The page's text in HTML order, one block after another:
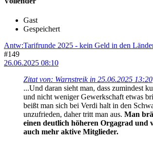
Gast
Gespeichert
Antw:Tarifrunde 2025 - kein Geld in den
#149
26.06.2025 08:10
Zitat von: Warnstreik in 25.06.2025 13:20
...Und daran sieht man, dass zumindest
und nicht weniger Gewerkschaft etwas
beißt man sich bei Verdi halt in den
unzufrieden, daher tritt man aus. Man
einen deutlich höheren Orgagrad und
auch mehr aktive Mitglieder.